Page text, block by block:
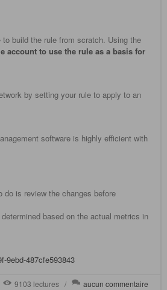
build the rule from scratch. Using the
account to use the rule as a basis for
by setting your rule to apply to an
software is highly efficient with
do is review the changes before
based on the actual metrics in
9ebd-487cfe593843
9103 lectures / aucun commentaire